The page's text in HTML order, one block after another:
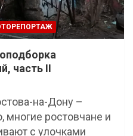
часть II
на-Дону –
многие ростовчане и
с улочками